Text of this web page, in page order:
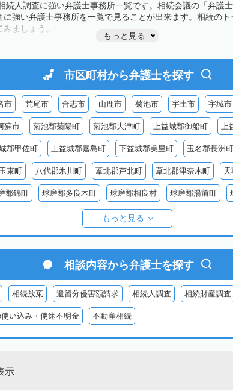
続人調査に強い弁護士事務所一覧です。相続会議の「弁護
強い弁護士事務所を一覧で見ることが出来ます。相続の
ましょう。
もっと見る
市区町村から弁護士を探す
市 荒尾市 合志市 山鹿市 菊池市 宇土市 宇城市
蘇市 菊池郡菊陽町 菊池郡大津町 上益城郡御船町 上
郡甲佐町 上益城郡嘉島町 下益城郡美里町 玉名郡長洲町
東町 八代郡氷川町 葦北郡芦北町 葦北郡津奈木町
郡錦町 球磨郡多良木町 球磨郡相良村 球磨郡湯前町
阿蘇郡南阿蘇村
産山村
もっと見る
相談内容から弁護士を探す
相続放棄 遺留分侵害額請求 相続人調査 相続財産調査
い込み・使途不明金 不動産相続
示